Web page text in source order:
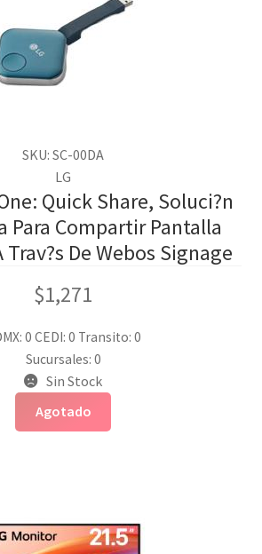
SKU: SC-00DA
LG
Quick Share, Soluci?n
Para Compartir Pantalla
De Webos Signage
$1,271
0 CEDI: 0 Transito: 0
Sucursales: 0
Sin Stock
Agotado